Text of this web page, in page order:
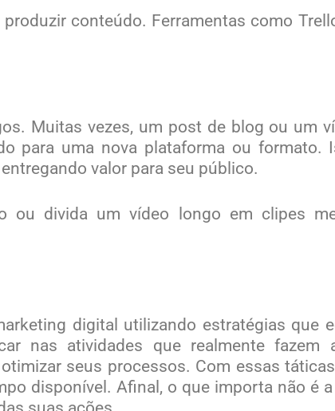
conteúdo. Ferramentas como
Muitas vezes, um post de blog ou um
para uma nova plataforma ou formato.
valor para seu público.
divida um vídeo longo em clipes
digital utilizando estratégias que
nas atividades que realmente fazem
seus processos. Com essas
disponível. Afinal, o que importa não é